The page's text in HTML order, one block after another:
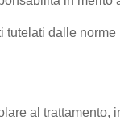
dalle
al